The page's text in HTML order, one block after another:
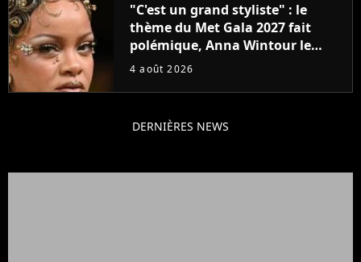
"C'est un grand styliste" : le
thème du Met Gala 2027 fait
polémique, Anna Wintour le
défend
4 août 2026
DERNIÈRES NEWS